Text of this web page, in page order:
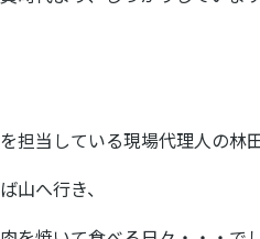
担当している現場代理人の林田
山へ行き、